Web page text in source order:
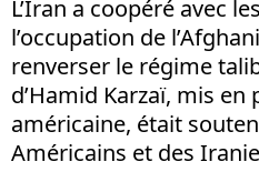
L’Iran a coopéré avec
l’occupation de
renverser le régime
d’Hamid Karzaï, mis en
américaine, était
Américains et des